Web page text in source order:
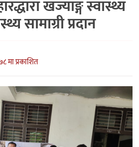
खज्याङ्ग स्वास्थ्य
सामाग्री प्रदान
मा प्रकाशित